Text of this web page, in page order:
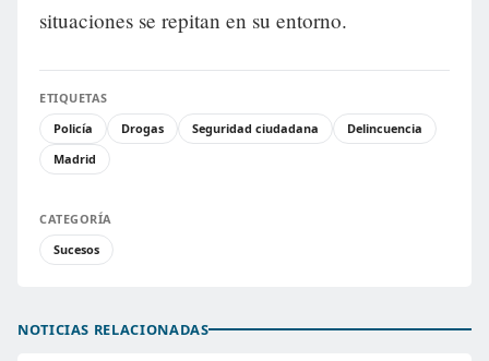
situaciones se repitan en su entorno.
ETIQUETAS
Policía
Drogas Seguridad ciudadana
Delincuencia
Madrid
CATEGORÍA
Sucesos
NOTICIAS RELACIONADAS